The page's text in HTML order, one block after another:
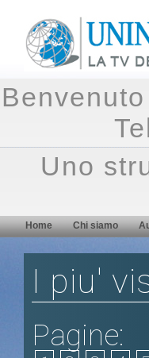
Uno
Home Chi siamo
I piu'
Pagine: